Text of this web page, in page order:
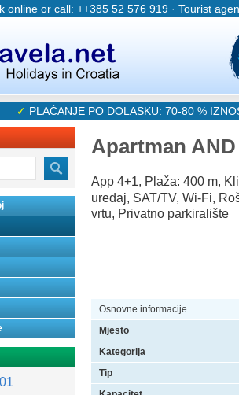
online or call: ++385 52 576 919 · Tourist
✓ PLAĆANJE PO DOLASKU: 70-80 %
Apartman AND
App 4+1, Plaža: 400 m,
uređaj, SAT/TV, Wi-Fi,
vrtu, Privatno parkiralište
Osnovne informacije
Mjesto
Kategorija
Tip